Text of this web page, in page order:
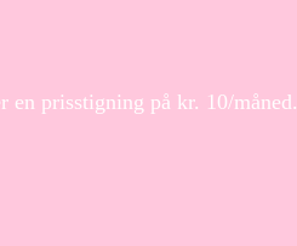
prisstigning på kr. 10/måned.